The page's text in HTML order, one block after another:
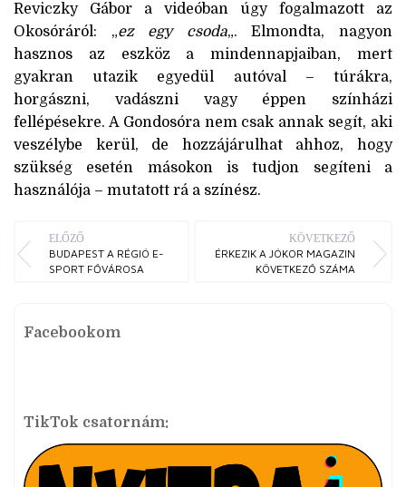
Reviczky Gábor a videóban úgy fogalmazott az
Okosóráról: „ez egy csoda„. Elmondta, nagyon
hasznos az eszköz a mindennapjaiban, mert
gyakran utazik egyedül autóval – túrákra,
horgászni, vadászni vagy éppen színházi
fellépésekre. A Gondosóra nem csak annak segít, aki
veszélybe kerül, de hozzájárulhat ahhoz, hogy
szükség esetén másokon is tudjon segíteni a
használója – mutatott rá a színész.
ELŐZŐ
BUDAPEST A RÉGIÓ E-
SPORT FŐVÁROSA
KÖVETKEZŐ
ÉRKEZIK A JÓKOR MAGAZIN
KÖVETKEZŐ SZÁMA
Facebookom
TikTok csatornám: